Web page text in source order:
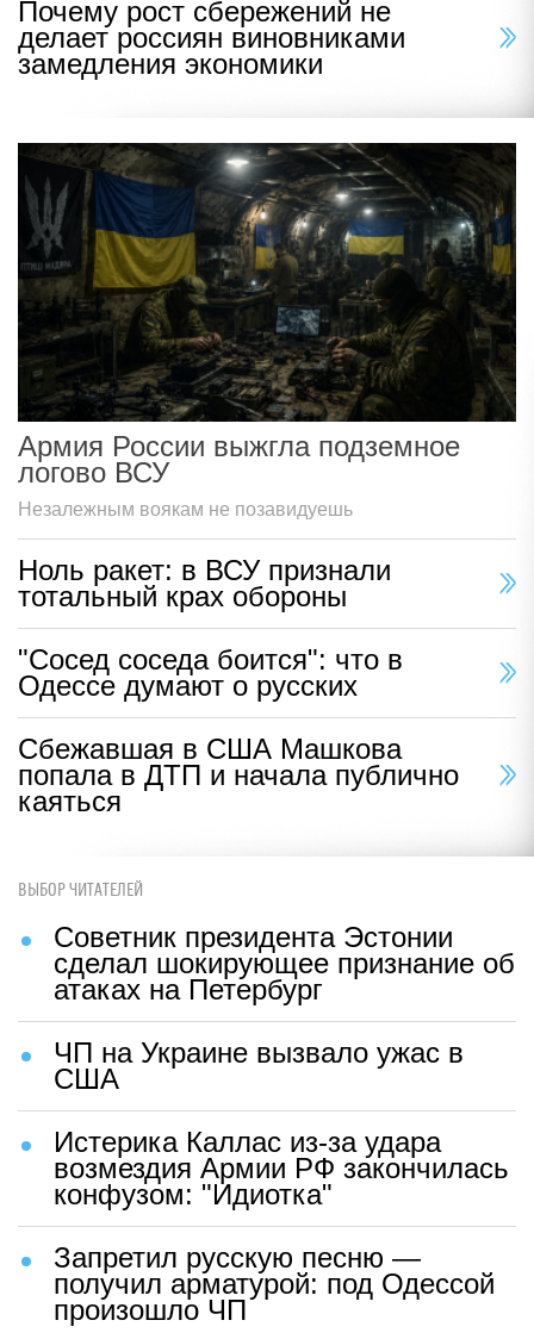
Почему рост сбережений не
делает россиян виновниками
замедления экономики
Армия России выжгла подземное
логово ВСУ
Незалежным воякам не позавидуешь
Ноль ракет: в ВСУ признали
тотальный крах обороны
"Сосед соседа боится": что в
Одессе думают о русских
Сбежавшая в США Машкова
попала в ДТП и начала публично
каяться
ВЫБОР ЧИТАТЕЛЕЙ
Советник президента Эстонии
сделал шокирующее признание об
атаках на Петербург
ЧП на Украине вызвало ужас в
США
Истерика Каллас из-за удара
возмездия Армии РФ закончилась
конфузом: "Идиотка"
Запретил русскую песню —
получил арматурой: под Одессой
произошло ЧП